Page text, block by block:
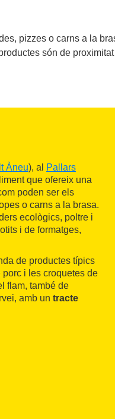
pizzes o carns a la
són de
Àneu), al
Pallars
que ofereix una
poden ser els
o carns a la brasa.
ecològics, poltre i
i de formatges,
de productes típics
i les croquetes de
flam, també de
amb un tracte